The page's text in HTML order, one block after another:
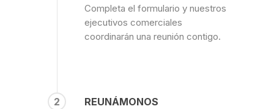
Completa el formulario y nuestros
ejecutivos comerciales
coordinarán una reunión contigo.
2 REUNÁMONOS